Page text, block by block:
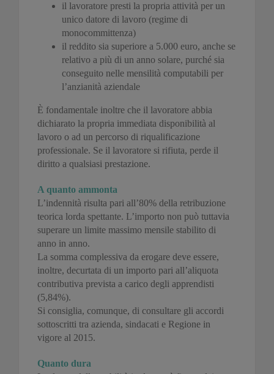
il lavoratore presti la propria attività per un
unico datore di lavoro (regime di
monocommittenza)
il reddito sia superiore a 5.000 euro, anche se
relativo a più di un anno solare, purché sia
conseguito nelle mensilità computabili per
l’anzianità aziendale
È fondamentale inoltre che il lavoratore abbia
dichiarato la propria immediata disponibilità al
lavoro o ad un percorso di riqualificazione
professionale. Se il lavoratore si rifiuta, perde il
diritto a qualsiasi prestazione.
A quanto ammonta
L’indennità risulta pari all’80% della retribuzione
teorica lorda spettante. L’importo non può tuttavia
superare un limite massimo mensile stabilito di
anno in anno.
La somma complessiva da erogare deve essere,
inoltre, decurtata di un importo pari all’aliquota
contributiva prevista a carico degli apprendisti
(5,84%).
Si consiglia, comunque, di consultare gli accordi
sottoscritti tra azienda, sindacati e Regione in
vigore al 2015.
Quanto dura